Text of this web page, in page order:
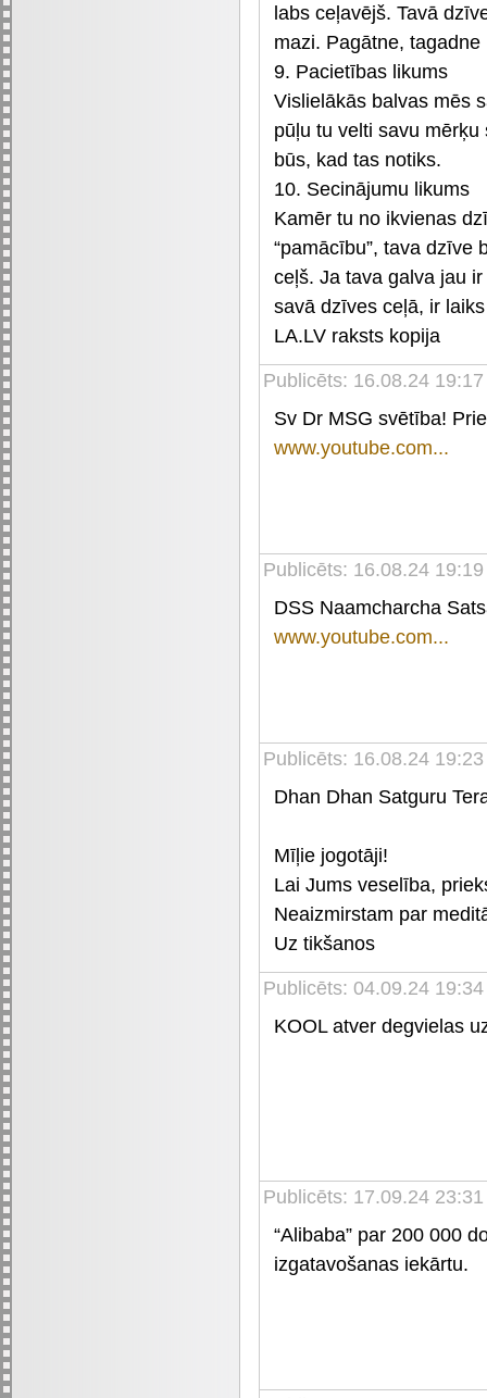
labs ceļavējš. Tavā
mazi. Pagātne,
9. Pacietības likums
Vislielākās balvas mēs
pūļu tu velti savu
būs, kad tas notiks.
10. Secinājumu likums
Kamēr tu no ikvienas
“pamācību”, tava dzīve
ceļš. Ja tava galva jau
savā dzīves ceļā, ir
LA.LV raksts kopija
Publicēts: 16.08.24 19:17
Sv Dr MSG svētība!
www.youtube.com...
Publicēts: 16.08.24 19:19
DSS Naamcharcha
www.youtube.com...
Publicēts: 16.08.24 19:23
Dhan Dhan Satguru
Mīļie jogotāji!
Lai Jums veselība,
Neaizmirstam par
Uz tikšanos
Publicēts: 04.09.24 19:34
KOOL atver degvielas
Publicēts: 17.09.24 23:31
“Alibaba” par 200 000
izgatavošanas iekārtu.